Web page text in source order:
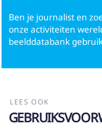
Ouders
Ben je journalist en
onze activiteiten
beelddatabank
LEES OOK